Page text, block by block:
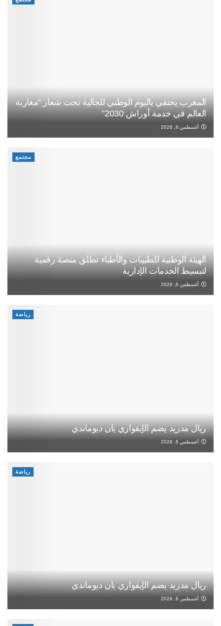
المغرب يحتفي باليوم الوطني للجالية تحت شعار “مغاربة
العالم في خدمة أوراش 2030”
أغسطس 6, 2026
مجتمع
الهيئة الوطنية للطبيبات والأطباء تطلق منصة رقمية
لتبسيط الخدمات الإدارية
أغسطس 6, 2026
رياضة
ريال مدريد يضم الإيفواري يان ديوماندي
أغسطس 6, 2026
رياضة
ريال مدريد يضم الإيفواري يان ديوماندي
أغسطس 6, 2026